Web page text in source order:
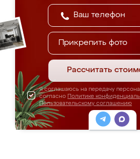
Прикрепить фото
Рассчитать
Я соглашаюсь на передачу
согласно Политике
Пользовательскому соглашению